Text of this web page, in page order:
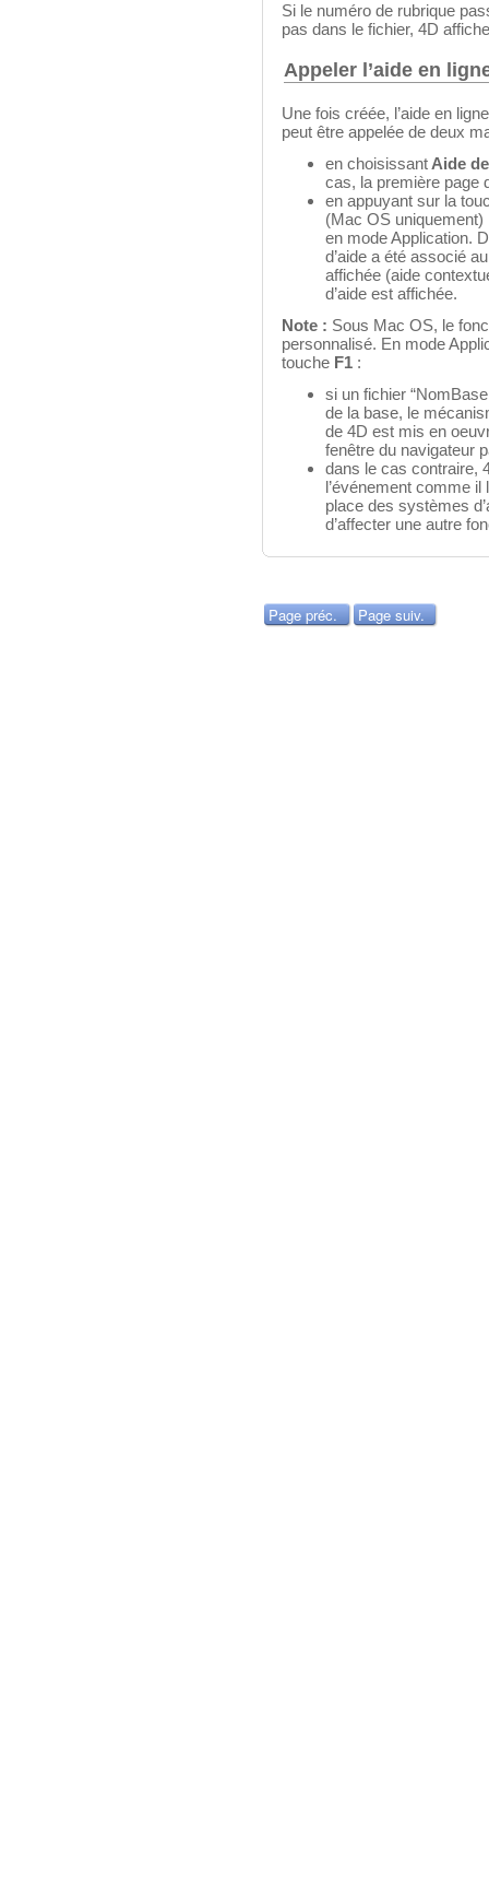
Si le numéro de rubrique
pas dans le fichier, 4D
Appeler l’aide en
Une fois créée, l’aide en
peut être appelée de deux
en choisissant Aide
cas, la première page
en appuyant sur la
(Mac OS uniquement)
en mode Application.
d’aide a été associé
affichée (aide
d’aide est affichée.
Note : Sous Mac OS, le
personnalisé. En mode
touche F1 :
si un fichier
de la base, le
de 4D est mis en
fenêtre du navigateur
dans le cas contraire,
l’événement comme il
place des systèmes
d’affecter une autre
Page préc. Page suiv.